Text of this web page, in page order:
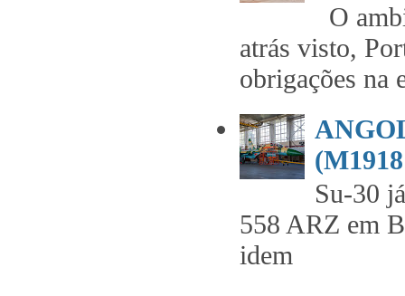
O
atrás visto,
obrigações na
Su-30
558 ARZ
idem